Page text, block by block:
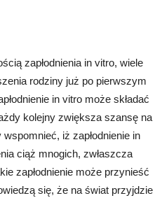
zapłodnienia in vitro, wiele
rodziny już po pierwszym
in vitro może składać
kolejny zwiększa szansę na
iż zapłodnienie in
ciąż mnogich, zwłaszcza
zapłodnienie może przynieść
się, że na świat przyjdzie